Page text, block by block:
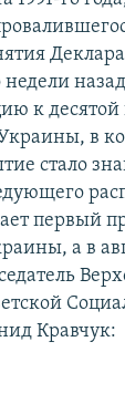
к
в
стало
первый
а в
Кравчук: